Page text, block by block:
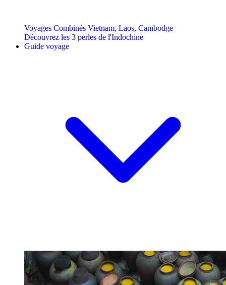
Voyages Combinés Vietnam, Laos, Cambodge
Découvrez les 3 perles de l'Indochine
Guide voyage